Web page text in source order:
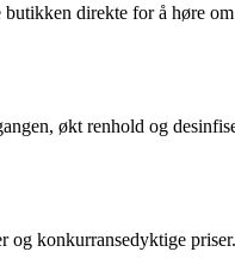
direkte for å høre
økt renhold og
konkurransedyktige